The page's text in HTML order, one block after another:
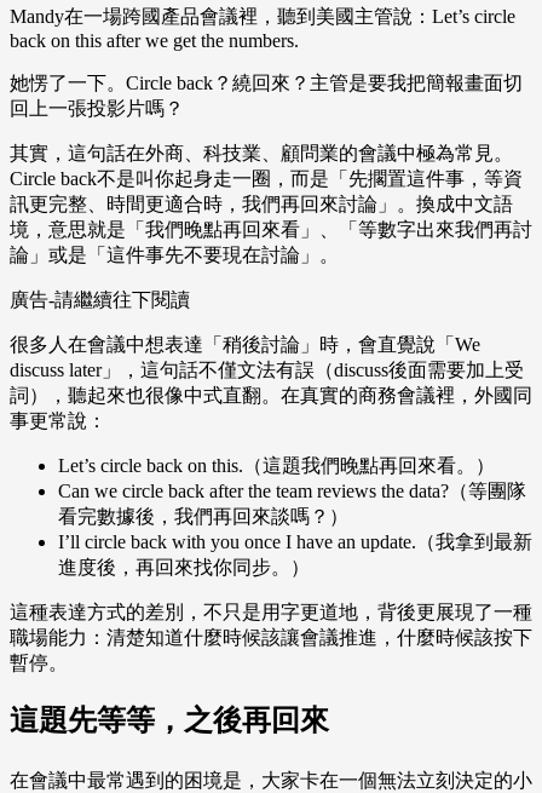
Mandy在一場跨國產品會議裡，聽到美國主管說：Let’s circle
back on this after we get the numbers.
她愣了一下。Circle back？繞回來？主管是要我把簡報畫面切
回上一張投影片嗎？
其實，這句話在外商、科技業、顧問業的會議中極為常見。
Circle back不是叫你起身走一圈，而是「先擱置這件事，等資
訊更完整、時間更適合時，我們再回來討論」。換成中文語
境，意思就是「我們晚點再回來看」、「等數字出來我們再討
論」或是「這件事先不要現在討論」。
廣告-請繼續往下閱讀
很多人在會議中想表達「稍後討論」時，會直覺說「We
discuss later」，這句話不僅文法有誤（discuss後面需要加上受
詞），聽起來也很像中式直翻。在真實的商務會議裡，外國同
事更常說：
Let’s circle back on this.（這題我們晚點再回來看。）
Can we circle back after the team reviews the data?（等團隊
看完數據後，我們再回來談嗎？）
I’ll circle back with you once I have an update.（我拿到最新
進度後，再回來找你同步。）
這種表達方式的差別，不只是用字更道地，背後更展現了一種
職場能力：清楚知道什麼時候該讓會議推進，什麼時候該按下
暫停。
這題先等等，之後再回來
在會議中最常遇到的困境是，大家卡在一個無法立刻決定的小